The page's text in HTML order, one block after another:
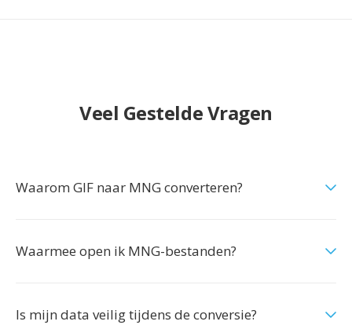
Veel Gestelde Vragen
Waarom GIF naar MNG converteren?
Waarmee open ik MNG-bestanden?
Is mijn data veilig tijdens de conversie?